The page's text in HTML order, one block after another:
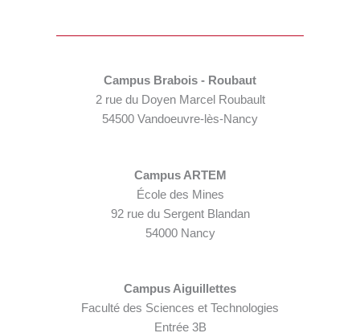
Campus Brabois - Roubaut
2 rue du Doyen Marcel Roubault
54500 Vandoeuvre-lès-Nancy
Campus ARTEM
École des Mines
92 rue du Sergent Blandan
54000 Nancy
Campus Aiguillettes
Faculté des Sciences et Technologies
Entrée 3B